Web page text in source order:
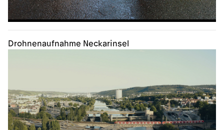
Drohnenaufnahme Neckarinsel